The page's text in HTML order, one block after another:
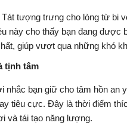
tượng trưng cho lòng từ bi
này cho thấy bạn đang được
giúp vượt qua những khó
tịnh tâm
nhắc bạn giữ cho tâm hồn an
tiêu cực. Đây là thời điểm
và tái tạo năng lượng.